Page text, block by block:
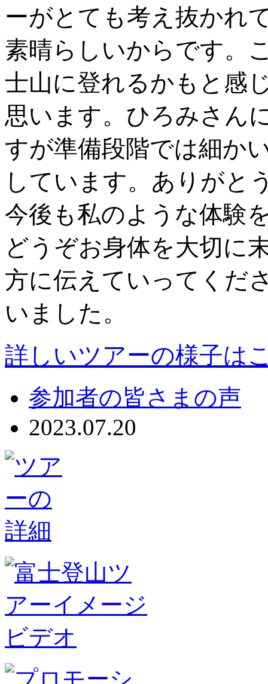
ーがとても考え抜かれ
素晴らしいからです。
士山に登れるかもと感
思います。ひろみさん
すが準備段階では細か
しています。ありがと
今後も私のような体験
どうぞお身体を大切に
方に伝えていってくだ
いました。
詳しいツアーの様子は
参加者の皆さまの声
2023.07.20